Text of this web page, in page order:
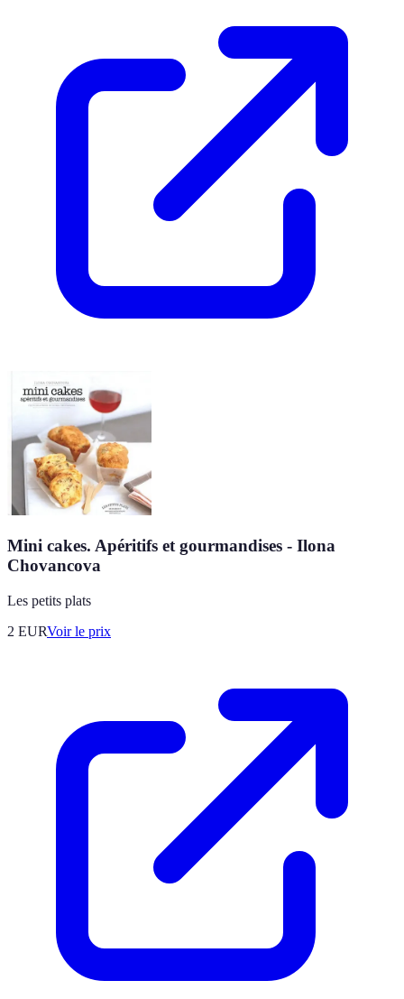
Mini cakes. Apéritifs et gourmandises - Ilona
Chovancova
Les petits plats
2 EURVoir le prix